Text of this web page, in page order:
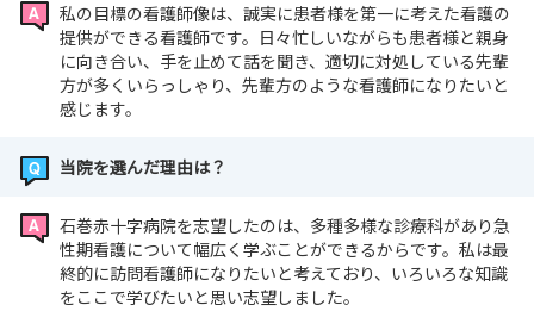
私の目標の看護師像は、誠実に患者様を第一に考えた看護の
提供ができる看護師です。日々忙しいながらも患者様と親身
に向き合い、手を止めて話を聞き、適切に対処している先輩
方が多くいらっしゃり、先輩方のような看護師になりたいと
感じます。
当院を選んだ理由は？
石巻赤十字病院を志望したのは、多種多様な診療科があり急
性期看護について幅広く学ぶことができるからです。私は最
終的に訪問看護師になりたいと考えており、いろいろな知識
をここで学びたいと思い志望しました。